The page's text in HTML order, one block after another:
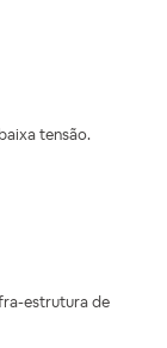
tensão.
estrutura de